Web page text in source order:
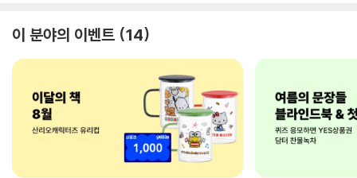
이 분야의 이벤트 14